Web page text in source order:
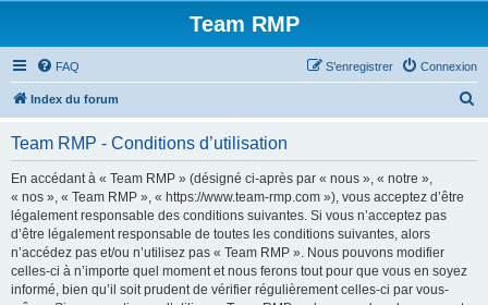
Team RMP
FAQ Connexion
S’enregistrer
Index du forum
Team RMP - Conditions d’utilisation
En accédant à « Team RMP » (désigné ci-après par « nous », « notre »,
« nos », « Team RMP », « https://www.team-rmp.com »), vous acceptez d’être
légalement responsable des conditions suivantes. Si vous n’acceptez pas
d’être légalement responsable de toutes les conditions suivantes, alors
n’accédez pas et/ou n’utilisez pas « Team RMP ». Nous pouvons modifier
celles-ci à n’importe quel moment et nous ferons tout pour que vous en soyez
informé, bien qu’il soit prudent de vérifier régulièrement celles-ci par vous-